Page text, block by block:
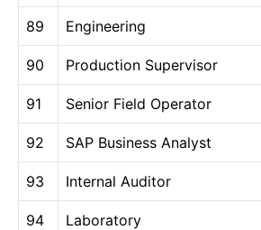
89 Engineering
90 Production Supervisor
91 Senior Field Operator
92 SAP Business Analyst
93 Internal Auditor
94 Laboratory